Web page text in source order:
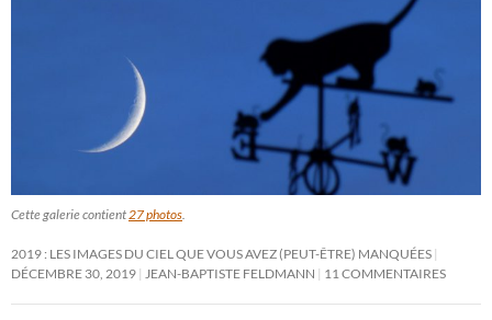
Cette galerie contient 27 photos
2019 : LES IMAGES DU CIEL QUE VOUS AVEZ (PEUT-ÊTRE) MANQUÉES
DÉCEMBRE 30, 2019
JEAN-BAPTISTE FELDMANN 11 COMMENTAIRES